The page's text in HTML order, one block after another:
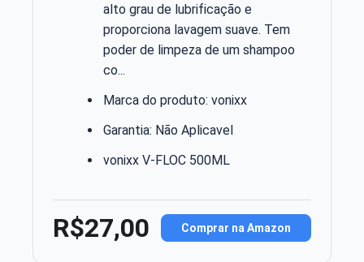
alto grau de lubrificação e
proporciona lavagem suave. Tem
poder de limpeza de um shampoo
co...
Marca do produto: vonixx
Garantia: Não Aplicavel
vonixx V-FLOC 500ML
R$27,00 Comprar na Amazon